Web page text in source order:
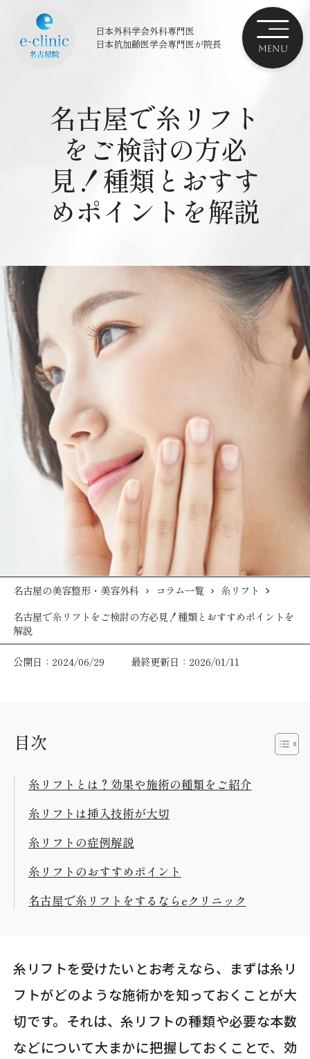
日本外科学会外科専門医
日本抗加齢医学会専門医が院長
名古屋で糸リフト
をご検討の方必
見！種類とおすす
めポイントを解説
名古屋の美容整形・美容外科 コラム一覧
糸リフト
名古屋で糸リフトをご検討の方必見！種類とおすすめポイントを
解説
公開日：2024/06/29 最終更新日：2026/01/11
目次
糸リフトとは？効果や施術の種類をご紹介
糸リフトは挿入技術が大切
糸リフトの症例解説
糸リフトのおすすめポイント
名古屋で糸リフトをするならeクリニック
糸リフトを受けたいとお考えなら、まずは糸リ
フトがどのような施術かを知っておくことが大
切です。それは、糸リフトの種類や必要な本数
などについて大まかに把握しておくことで、効